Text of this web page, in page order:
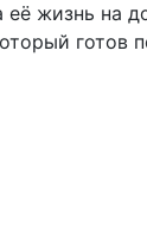
жизнь на
готов